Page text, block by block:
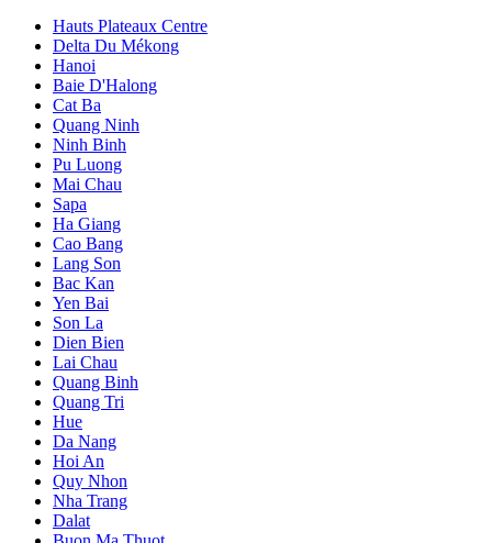
Hauts Plateaux Centre
Delta Du Mékong
Hanoi
Baie D'Halong
Cat Ba
Quang Ninh
Ninh Binh
Pu Luong
Mai Chau
Sapa
Ha Giang
Cao Bang
Lang Son
Bac Kan
Yen Bai
Son La
Dien Bien
Lai Chau
Quang Binh
Quang Tri
Hue
Da Nang
Hoi An
Quy Nhon
Nha Trang
Dalat